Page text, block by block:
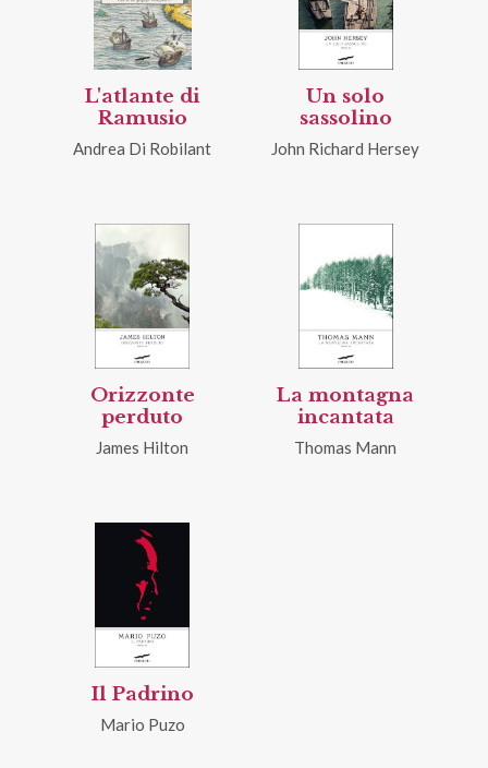
L'atlante di
Ramusio
Andrea Di Robilant
Un solo
sassolino
John Richard Hersey
Orizzonte
perduto
James Hilton
La montagna
incantata
Thomas Mann
Il Padrino
Mario Puzo